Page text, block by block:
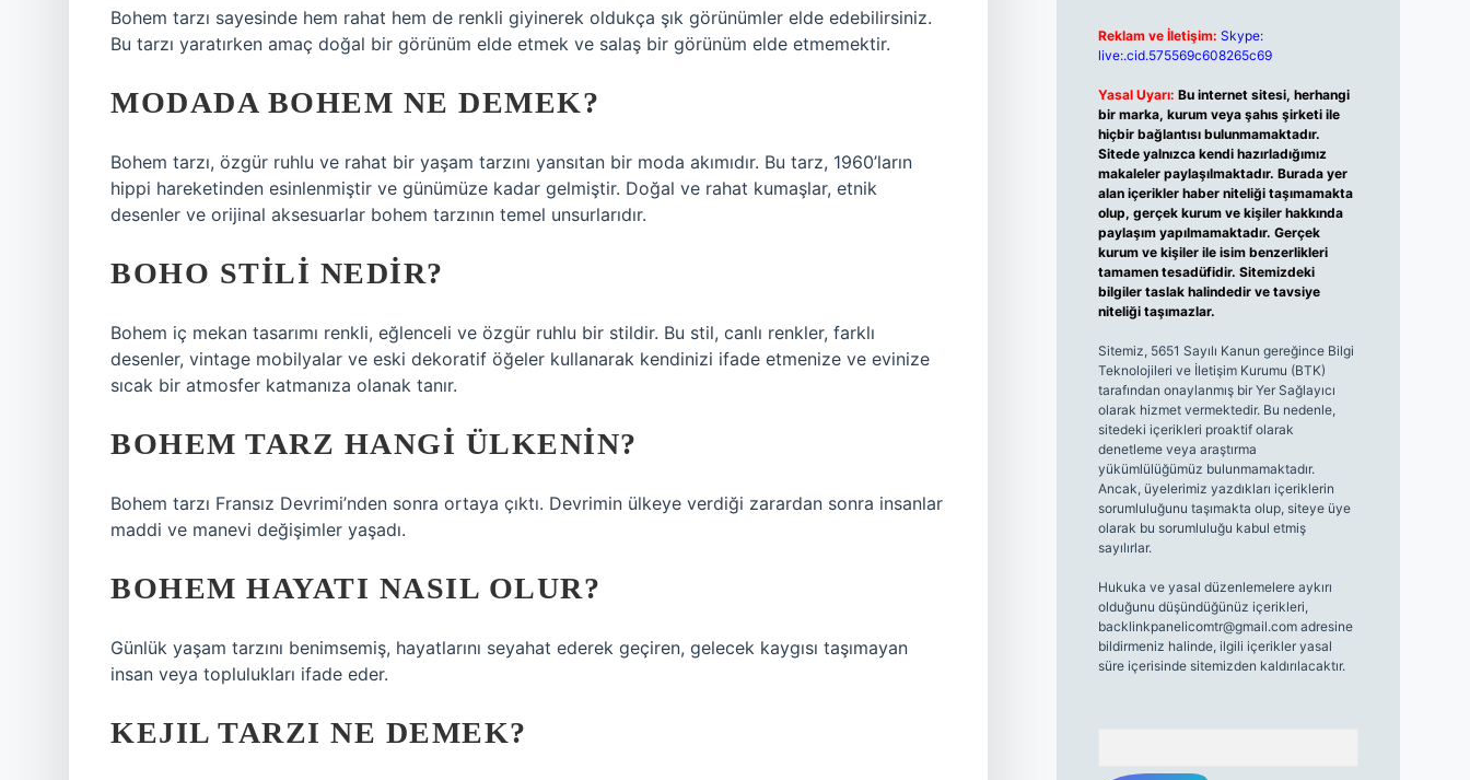
Bohem tarzı sayesinde hem rahat hem de renkli giyinerek oldukça şık görünümler elde edebilirsiniz.
Bu tarzı yaratırken amaç doğal bir görünüm elde etmek ve salaş bir görünüm elde etmemektir.
MODADA BOHEM NE DEMEK?
Bohem tarzı, özgür ruhlu ve rahat bir yaşam tarzını yansıtan bir moda akımıdır. Bu tarz, 1960’ların
hippi hareketinden esinlenmiştir ve günümüze kadar gelmiştir. Doğal ve rahat kumaşlar, etnik
desenler ve orijinal aksesuarlar bohem tarzının temel unsurlarıdır.
BOHO STILI NEDIR?
Bohem iç mekan tasarımı renkli, eğlenceli ve özgür ruhlu bir stildir. Bu stil, canlı renkler, farklı
desenler, vintage mobilyalar ve eski dekoratif öğeler kullanarak kendinizi ifade etmenize ve evinize
sıcak bir atmosfer katmanıza olanak tanır.
BOHEM TARZ HANGI ÜLKENIN?
Bohem tarzı Fransız Devrimi’nden sonra ortaya çıktı. Devrimin ülkeye verdiği zarardan sonra insanlar
maddi ve manevi değişimler yaşadı.
BOHEM HAYATI NASIL OLUR?
Günlük yaşam tarzını benimsemiş, hayatlarını seyahat ederek geçiren, gelecek kaygısı taşımayan
insan veya toplulukları ifade eder.
KEJIL TARZI NE DEMEK?
Reklam ve İletişim: Skype:
live:.cid.575569c608265c69
Yasal Uyarı: Bu internet sitesi, herhangi
bir marka, kurum veya şahıs şirketi ile
hiçbir bağlantısı bulunmamaktadır.
Sitede yalnızca kendi hazırladığımız
makaleler paylaşılmaktadır. Burada yer
alan içerikler haber niteliği taşımamakta
olup, gerçek kurum ve kişiler hakkında
paylaşım yapılmamaktadır. Gerçek
kurum ve kişiler ile isim benzerlikleri
tamamen tesadüfidir. Sitemizdeki
bilgiler taslak halindedir ve tavsiye
niteliği taşımazlar.
Sitemiz, 5651 Sayılı Kanun gereğince Bilgi
Teknolojileri ve İletişim Kurumu (BTK)
tarafından onaylanmış bir Yer Sağlayıcı
olarak hizmet vermektedir. Bu nedenle,
sitedeki içerikleri proaktif olarak
denetleme veya araştırma
yükümlülüğümüz bulunmamaktadır.
Ancak, üyelerimiz yazdıkları içeriklerin
sorumluluğunu taşımakta olup, siteye üye
olarak bu sorumluluğu kabul etmiş
sayılırlar.
Hukuka ve yasal düzenlemelere aykırı
olduğunu düşündüğünüz içerikleri,
backlinkpanelicomtr@gmail.comadresine
bildirmeniz halinde, ilgili içerikler yasal
süre içerisinde sitemizden kaldırılacaktır.